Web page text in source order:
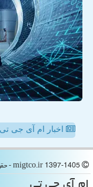
اخبار ام آی جی تی